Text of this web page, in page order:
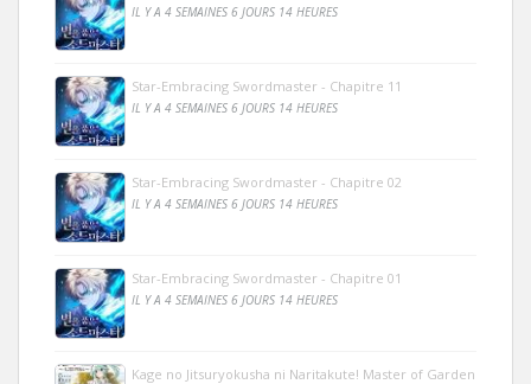
IL Y A 4 SEMAINES 6 JOURS 14 HEURES
Star-Embracing Swordmaster - Chapitre 11
IL Y A 4 SEMAINES 6 JOURS 14 HEURES
Star-Embracing Swordmaster - Chapitre 02
IL Y A 4 SEMAINES 6 JOURS 14 HEURES
Star-Embracing Swordmaster - Chapitre 01
IL Y A 4 SEMAINES 6 JOURS 14 HEURES
Kage no Jitsuryokusha ni Naritakute! Master of Garden